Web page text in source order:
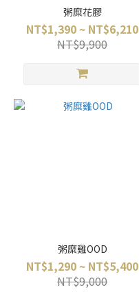
粥糜花膠
NT$1,390 ~ NT$6,210
NT$9,900
粥糜雞OOD
NT$1,290 ~ NT$5,400
NT$9,000